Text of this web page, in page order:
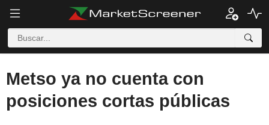
Metso ya no cuenta con
posiciones cortas públicas